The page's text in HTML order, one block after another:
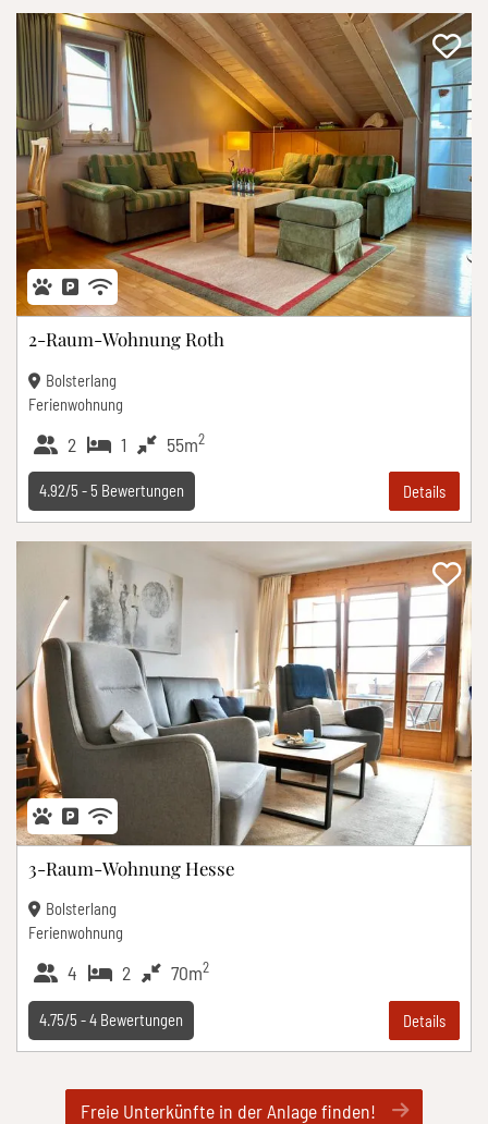
2-Raum-Wohnung Roth
Bolsterlang
Ferienwohnung
2 1 55m2
Details
4.92/5 -5 Bewertungen
3-Raum-Wohnung Hesse
Bolsterlang
Ferienwohnung
4 2 70m2
Details
4.75/5 -4 Bewertungen
Freie Unterkünfte in der Anlage finden!